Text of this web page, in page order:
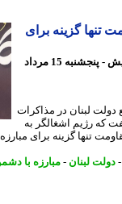
گزینه برای
2 روز پیش - پنجشنبه 15 مرداد
لبنان در مذاکرات
رژیم اشغالگر به
تنها گزینه برای مبارزه
لبنان-مبارزه با دشمن-